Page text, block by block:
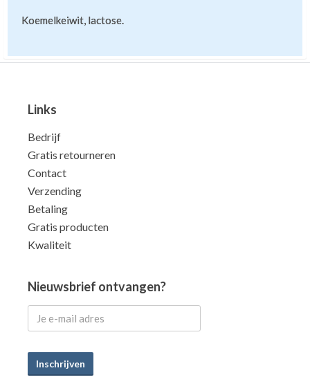
Koemelkeiwit, lactose.
Links
Bedrijf
Gratis retourneren
Contact
Verzending
Betaling
Gratis producten
Kwaliteit
Nieuwsbrief ontvangen?
Inschrijven